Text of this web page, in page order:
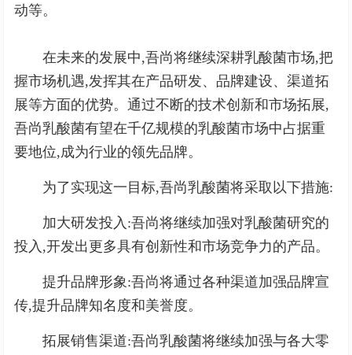
动等。
在未来的发展中,吾尚将继续深耕乳酸菌市场,把
握市场机遇,发挥其在产品研发、品牌建设、渠道拓
展等方面的优势。通过不断的技术创新和市场拓展,
吾尚乳酸菌有望在千亿规模的乳酸菌市场中占据重
要地位,成为行业的领先品牌。
为了实现这一目标,吾尚乳酸菌将采取以下措施:
加大研发投入:吾尚将继续加强对乳酸菌研究的
投入,开发出更多具有创新性和市场竞争力的产品。
提升品牌形象:吾尚将通过各种渠道加强品牌宣
传,提升品牌知名度和美誉度。
拓展销售渠道:吾尚乳酸菌将继续加强与各大零